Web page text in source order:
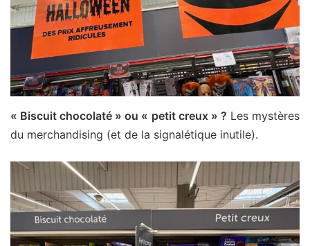
« Biscuit chocolaté » ou « petit creux » ? Les mystères
du merchandising (et de la signalétique inutile).